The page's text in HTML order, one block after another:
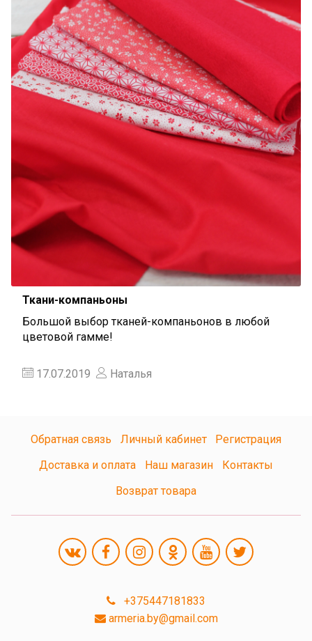
Ткани-компаньоны
Большой выбор тканей-компаньонов в любой
цветовой гамме!
17.07.2019 Наталья
Обратная связь Личный кабинет
Регистрация
Доставка и оплата
Наш магазин
Контакты
Возврат товара
+375447181833
armeria.by@gmail.com